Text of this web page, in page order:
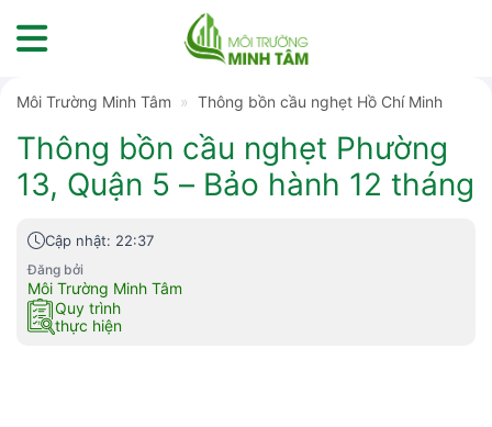
to
Môi Trường Minh Tâm » Thông bồn cầu nghẹt Hồ Chí Minh
Thông bồn cầu nghẹt Phường
13, Quận 5 – Bảo hành 12 tháng
Cập nhật: 22:37
Đăng bởi
Môi Trường Minh Tâm
Quy trình
thực hiện